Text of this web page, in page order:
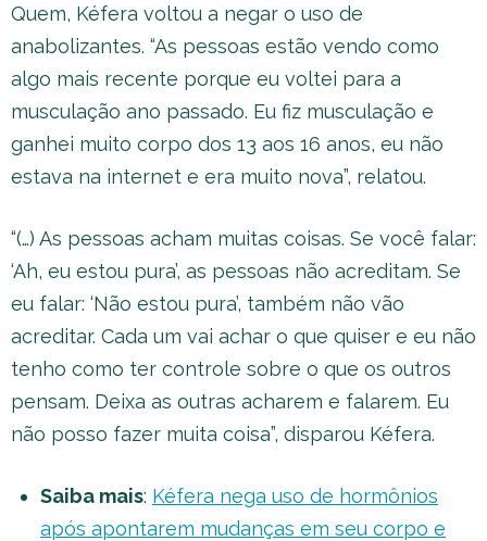
Quem, Kéfera voltou a negar o uso de
anabolizantes. “As pessoas estão vendo como
algo mais recente porque eu voltei para a
musculação ano passado. Eu fiz musculação e
ganhei muito corpo dos 13 aos 16 anos, eu não
estava na internet e era muito nova”, relatou.
“(…) As pessoas acham muitas coisas. Se você falar:
‘Ah, eu estou pura’, as pessoas não acreditam. Se
eu falar: ‘Não estou pura’, também não vão
acreditar. Cada um vai achar o que quiser e eu não
tenho como ter controle sobre o que os outros
pensam. Deixa as outras acharem e falarem. Eu
não posso fazer muita coisa”, disparou Kéfera.
Saiba mais: Kéfera nega uso de hormônios
após apontarem mudanças em seu corpo e